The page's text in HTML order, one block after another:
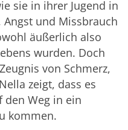
sie in ihrer Jugend in
und Missbrauch
äußerlich also
wurden. Doch
von Schmerz,
zeigt, dass es
Weg in ein
kommen.